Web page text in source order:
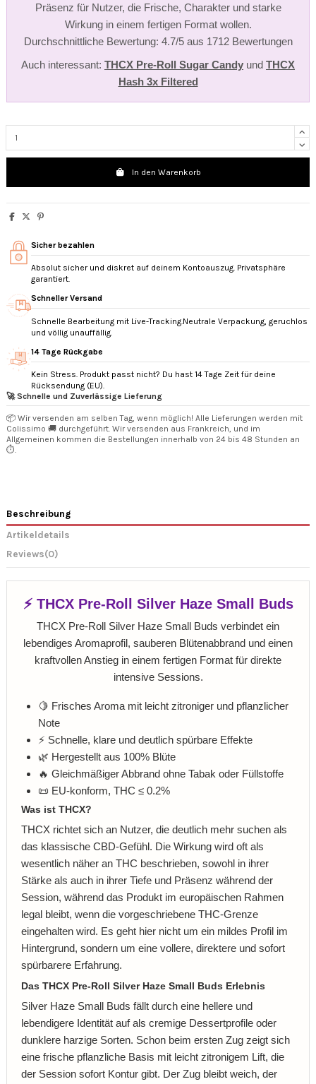
Präsenz für Nutzer, die Frische, Charakter und starke
Wirkung in einem fertigen Format wollen.
Durchschnittliche Bewertung: 4.7/5 aus 1712 Bewertungen
Auch interessant: THCX Pre-Roll Sugar Candy und THCX
Hash 3x Filtered
In den Warenkorb
Sicher bezahlen
Absolut sicher und diskret auf deinem Kontoauszug. Privatsphäre
garantiert.
Schneller Versand
Schnelle Bearbeitung mit Live-Tracking.Neutrale Verpackung, geruchlos
und völlig unauffällig.
14 Tage Rückgabe
Kein Stress. Produkt passt nicht? Du hast 14 Tage Zeit für deine
Rücksendung (EU).
🚀 Schnelle und Zuverlässige Lieferung
📦 Wir versenden am selben Tag, wenn möglich! Alle Lieferungen werden mit
Colissimo 🚚 durchgeführt. Wir versenden aus Frankreich, und im
Allgemeinen kommen die Bestellungen innerhalb von 24 bis 48 Stunden an
⏱️.
Beschreibung
Artikeldetails
Reviews(0)
⚡ THCX Pre-Roll Silver Haze Small Buds
THCX Pre-Roll Silver Haze Small Buds verbindet ein
lebendiges Aromaprofil, sauberen Blütenabbrand und einen
kraftvollen Anstieg in einem fertigen Format für direkte
intensive Sessions.
🍋 Frisches Aroma mit leicht zitroniger und pflanzlicher
Note
⚡ Schnelle, klare und deutlich spürbare Effekte
🌿 Hergestellt aus 100% Blüte
🔥 Gleichmäßiger Abbrand ohne Tabak oder Füllstoffe
📜 EU-konform, THC ≤ 0.2%
Was ist THCX?
THCX richtet sich an Nutzer, die deutlich mehr suchen als
das klassische CBD-Gefühl. Die Wirkung wird oft als
wesentlich näher an THC beschrieben, sowohl in ihrer
Stärke als auch in ihrer Tiefe und Präsenz während der
Session, während das Produkt im europäischen Rahmen
legal bleibt, wenn die vorgeschriebene THC-Grenze
eingehalten wird. Es geht hier nicht um ein mildes Profil im
Hintergrund, sondern um eine vollere, direktere und sofort
spürbarere Erfahrung.
Das THCX Pre-Roll Silver Haze Small Buds Erlebnis
Silver Haze Small Buds fällt durch eine hellere und
lebendigere Identität auf als cremige Dessertprofile oder
dunklere harzige Sorten. Schon beim ersten Zug zeigt sich
eine frische pflanzliche Basis mit leicht zitronigem Lift, die
der Session sofort Kontur gibt. Der Zug bleibt weich, der